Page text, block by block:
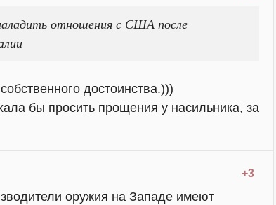
отношения с США после
достоинства.)))
бы просить прощения у насильника, за
+3
оружия на Западе имеют